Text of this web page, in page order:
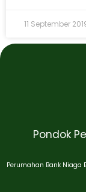
11 September
Pondok
Perumahan Bank Niaga